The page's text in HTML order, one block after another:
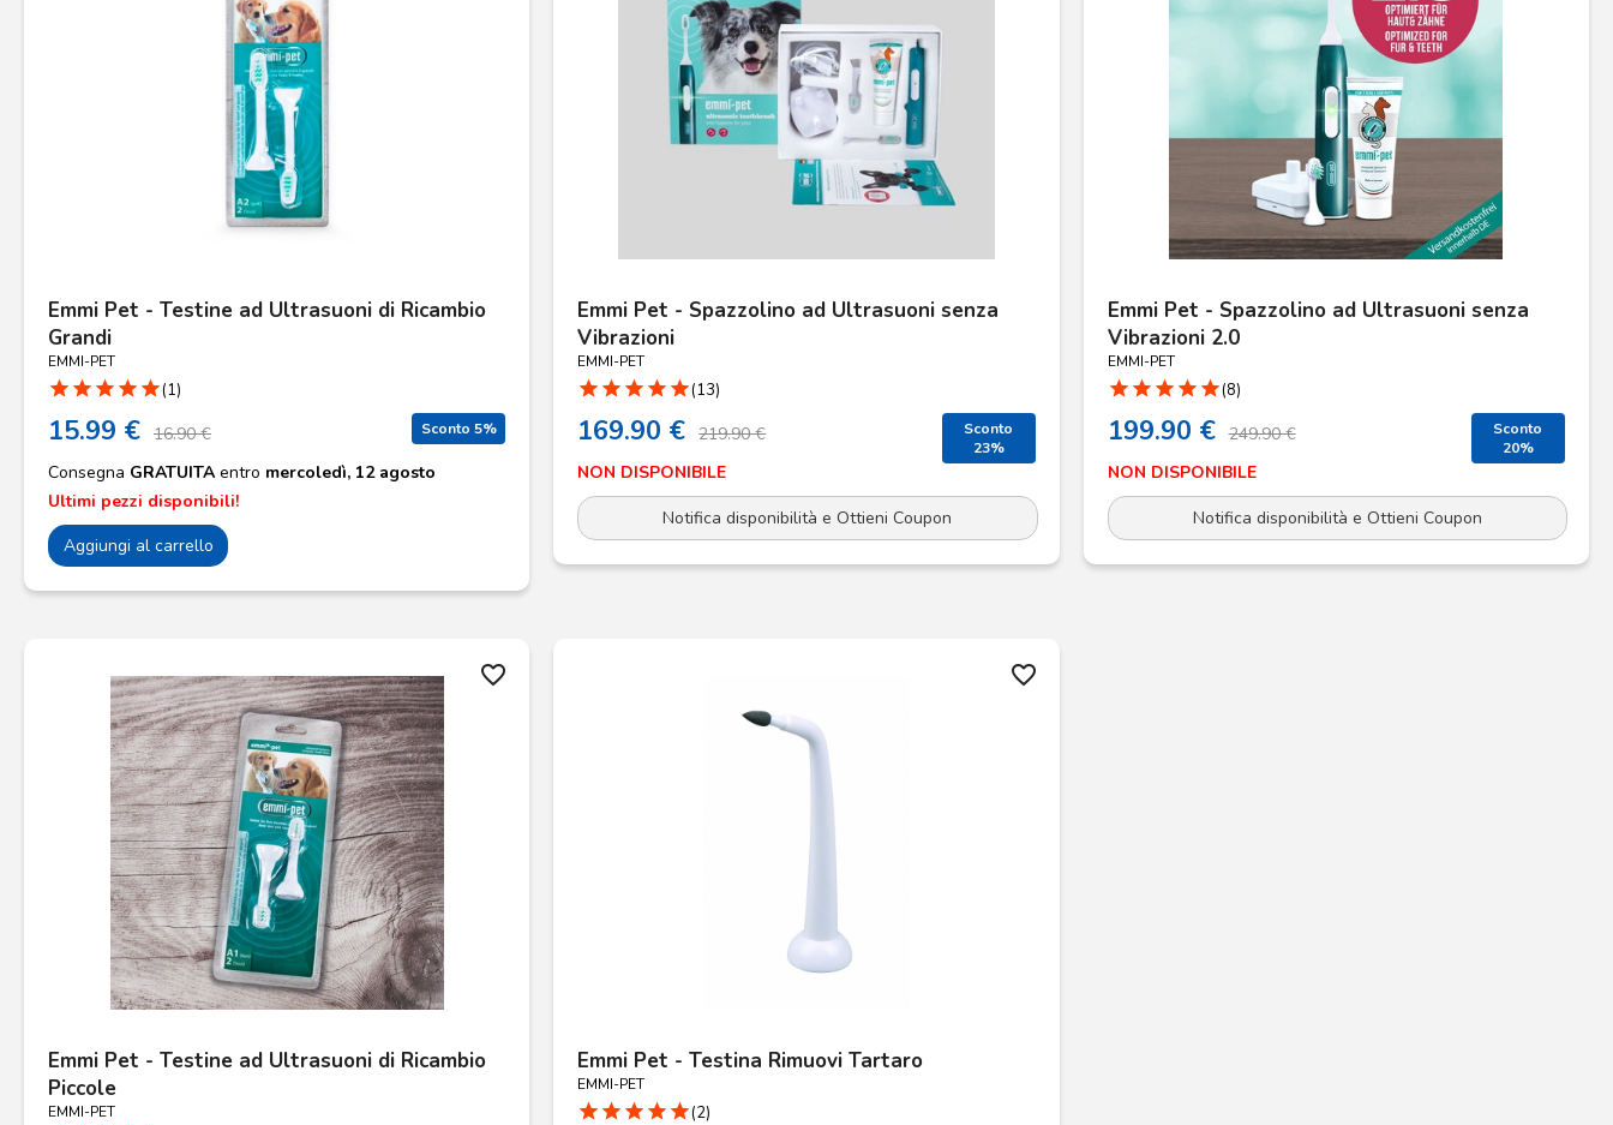
Emmi Pet - Testine ad Ultrasuoni di Ricambio
Grandi
EMMI-PET
star star star star star(1)
15.99 € 16.90 € Sconto 5%
Consegna GRATUITA entro mercoledì, 12 agosto
Ultimi pezzi disponibili!
Aggiungi al carrello
Emmi Pet - Spazzolino ad Ultrasuoni senza
Vibrazioni
EMMI-PET
star star star star star(13)
169.90 € 219.90 €
Sconto
23%
NON DISPONIBILE
Notifica disponibilità e Ottieni Coupon
Emmi Pet - Spazzolino ad Ultrasuoni senza
Vibrazioni 2.0
EMMI-PET
star star star star star(8)
199.90 € 249.90 €
Sconto
20%
NON DISPONIBILE
Notifica disponibilità e Ottieni Coupon
favorite_border
Emmi Pet - Testine ad Ultrasuoni di Ricambio
Piccole
EMMI-PET
favorite_border
Emmi Pet - Testina Rimuovi Tartaro
EMMI-PET
star star star star star(2)